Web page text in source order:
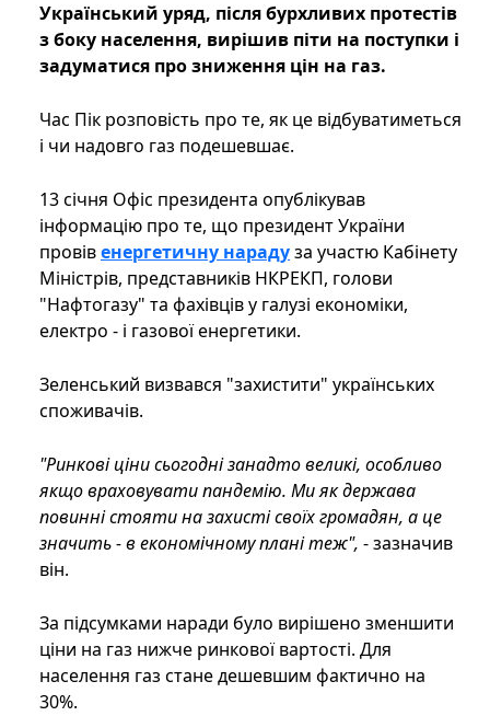
Український уряд, після бурхливих протестів
з боку населення, вирішив піти на поступки і
задуматися про зниження цін на газ.
Час Пік розповість про те, як це відбуватиметься
і чи надовго газ подешевшає.
13 січня Офіс президента опублікував
інформацію про те, що президент України
провівенергетичну нарадуза участю Кабінету
Міністрів, представників НКРЕКП, голови
"Нафтогазу" та фахівців у галузі економіки,
електро - і газової енергетики.
Зеленський визвався "захистити" українських
споживачів.
"Ринкові ціни сьогодні занадто великі, особливо
якщо враховувати пандемію. Ми як держава
повинні стояти на захисті своїх громадян, а це
значить - в економічному плані теж", - зазначив
він.
За підсумками наради було вирішено зменшити
ціни на газ нижче ринкової вартості. Для
населення газ стане дешевшим фактично на
30%.